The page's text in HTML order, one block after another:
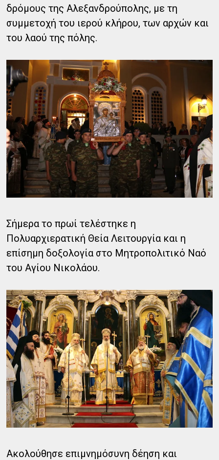
δρόμους της Αλεξανδρούπολης, με τη
συμμετοχή του ιερού κλήρου, των αρχών και
του λαού της πόλης.
Σήμερα το πρωί τελέστηκε η
Πολυαρχιερατική Θεία Λειτουργία και η
επίσημη δοξολογία στο Μητροπολιτικό Ναό
του Αγίου Νικολάου.
Ακολούθησε επιμνημόσυνη δέηση και